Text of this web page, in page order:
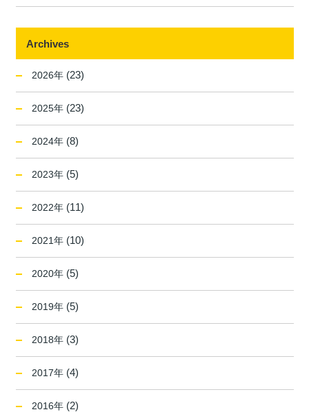
Archives
2026年 (23)
2025年 (23)
2024年 (8)
2023年 (5)
2022年 (11)
2021年 (10)
2020年 (5)
2019年 (5)
2018年 (3)
2017年 (4)
2016年 (2)